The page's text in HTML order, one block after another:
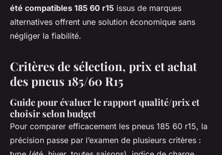
été compatibles 185 60 r15 issus de marques
alternatives offrent une solution économique sans
négliger la fiabilité.
Critères de sélection, prix et achat
des pneus 185/60 R15
Guide pour évaluer le rapport qualité/prix et
choisir selon budget
Pour comparer efficacement les pneus 185 60 r15, la
précision passe par l’examen de plusieurs critères :